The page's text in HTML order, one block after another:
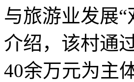
与旅游业发展
介绍，该村通
40余万元为主